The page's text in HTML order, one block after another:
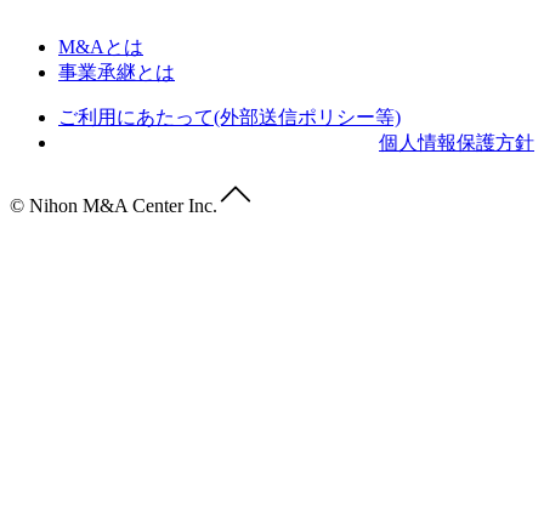
M&Aとは
事業承継とは
ご利用にあたって(外部送信ポリシー等)
個人情報保護方針
© Nihon M&A Center Inc.